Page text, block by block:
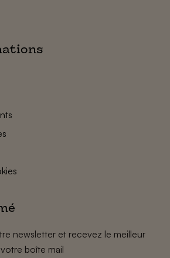
newsletter et recevez le meilleur
boîte mail